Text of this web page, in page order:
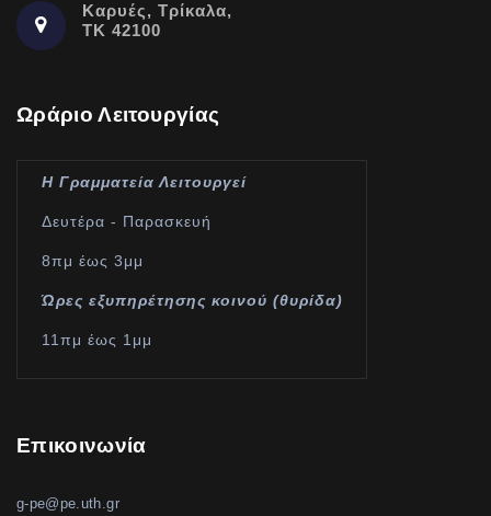
Καρυές, Τρίκαλα,
ΤΚ 42100
Ωράριο Λειτουργίας
Η Γραμματεία Λειτουργεί
Δευτέρα - Παρασκευή
8πμ έως 3μμ
Ώρες εξυπηρέτησης κοινού (θυρίδα)
11πμ έως 1μμ
Επικοινωνία
g-pe@pe.uth.gr